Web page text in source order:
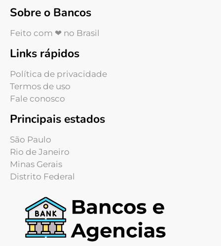
Sobre o Bancos
Feito com ❤ no Brasil
Links rápidos
Política de privacidade
Termos de uso
Fale conosco
Principais estados
São Paulo
Rio de Janeiro
Minas Gerais
Distrito Federal